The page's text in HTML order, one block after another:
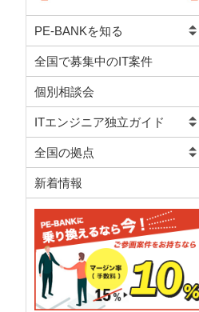
PE-BANKを知る
全国で募集中のIT案件
個別相談会
ITエンジニア独立ガイド
全国の拠点
新着情報